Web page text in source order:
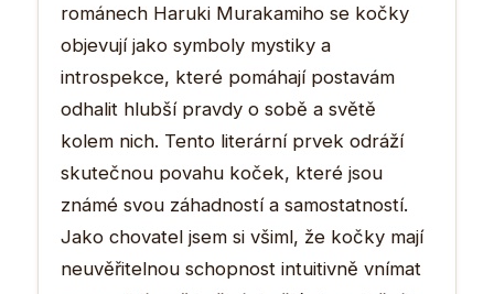
románech Haruki Murakamiho se kočky
objevují jako symboly mystiky a
introspekce, které pomáhají postavám
odhalit hlubší pravdy o sobě a světě
kolem nich. Tento literární prvek odráží
skutečnou povahu koček, které jsou
známé svou záhadností a samostatností.
Jako chovatel jsem si všiml, že kočky mají
neuvěřitelnou schopnost intuitivně vnímat